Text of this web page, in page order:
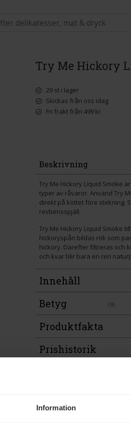
Information
Try Me Hickory
29 st i lager
Skickas från oss idag
Fri frakt från 499 kr
Beskrivning
Try Me Hickory Liquid Smoke
typer av råvaror. Använd Try
direkt på köttet före stekning.
revbensspjäll.
Try Me Hickory Liquid Smoke
hickoryspån bildas rök som
hickory. Därefter filtreras och
och kvar blir bara en ren
Innehåll
Betyg
(9)
Produktfakta
Prishistorik
Andra köper